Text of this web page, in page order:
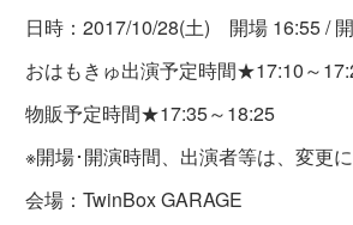
日時：2017/10/28(土) 開場 16:55 /
おはもきゅ出演予定時間★17:10～
物販予定時間★17:35～18:25
※開場･開演時間、出演者等は、変更
会場：TwinBox GARAGE